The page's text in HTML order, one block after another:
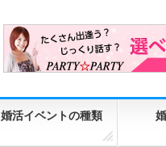
婚活イベントの種類